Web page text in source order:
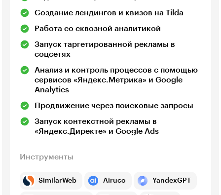
Создание лендингов и квизов на Tilda
Работа со сквозной аналитикой
Запуск таргетированной рекламы в
соцсетях
Анализ и контроль процессов с помощью
сервисов «Яндекс.Метрика» и Google
Analytics
Продвижение через поисковые запросы
Запуск контекстной рекламы в
«Яндекс.Директе» и Google Ads
Инструменты
SimilarWeb Airuco YandexGPT